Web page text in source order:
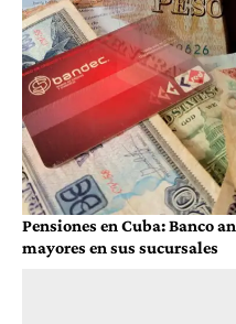
Pensiones en Cuba: Banco
mayores en sus sucursales